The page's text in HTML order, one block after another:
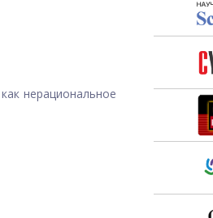
нерациональное